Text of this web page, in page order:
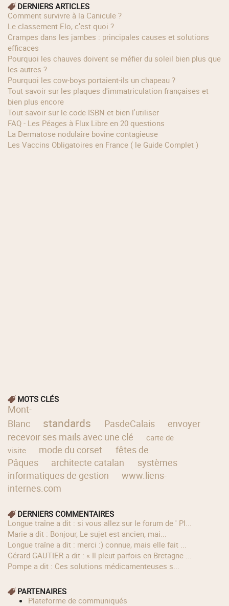
DERNIERS ARTICLES
Comment survivre à la Canicule ?
Le classement Elo, c’est quoi ?
Crampes dans les jambes : principales causes et solutions
efficaces
Pourquoi les chauves doivent se méfier du soleil bien plus que
les autres ?
Pourquoi les cow‑boys portaient‑ils un chapeau ?
Tout savoir sur les plaques d'immatriculation françaises et
bien plus encore
Tout savoir sur le code ISBN et bien l'utiliser
FAQ - Les Péages à Flux Libre en 20 questions
La Dermatose nodulaire bovine contagieuse
Les Vaccins Obligatoires en France ( le Guide Complet )
MOTS CLÉS
Mont-
Blanc
standards PasdeCalais
envoyer
recevoir ses mails avec une clé
carte de
visite
mode du corset
fêtes de
Pâques
architecte catalan
systèmes
informatiques de gestion
www.liens-
internes.com
DERNIERS COMMENTAIRES
longue traîne a dit : si vous allez sur le forum de ' Pl...
Marie a dit : Bonjour, Le sujet est ancien, mai...
longue traîne a dit : merci :) connue, mais elle fait ...
Gérard GAUTIER a dit : « Il pleut parfois en Bretagne ...
Pompe a dit : Ces solutions médicamenteuses s...
PARTENAIRES
Plateforme de communiqués